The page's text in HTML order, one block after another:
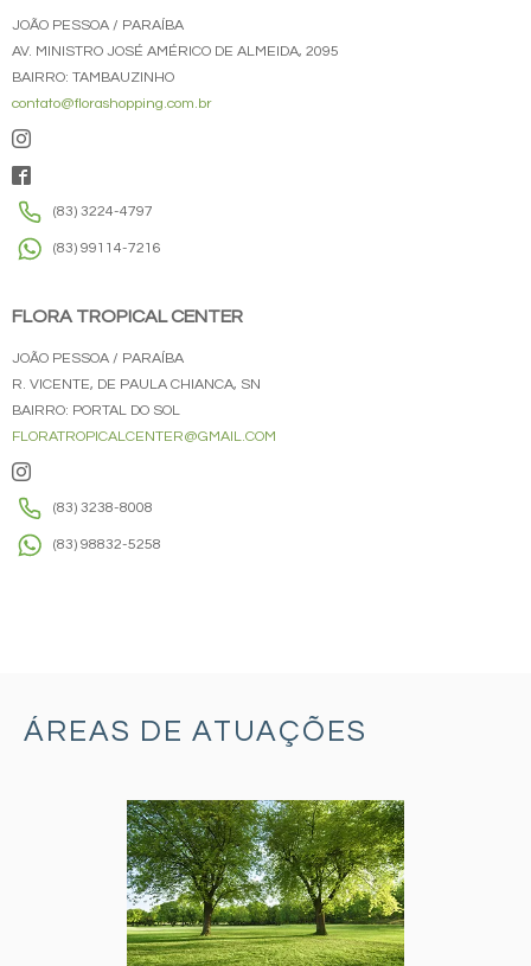
JOÃO PESSOA / PARAÍBA
AV. MINISTRO JOSÉ AMÉRICO DE ALMEIDA, 2095
BAIRRO: TAMBAUZINHO
contato@florashopping.com.br
(83) 3224-4797
(83) 99114-7216
FLORA TROPICAL CENTER
JOÃO PESSOA / PARAÍBA
R. VICENTE, DE PAULA CHIANCA, SN
BAIRRO: PORTAL DO SOL
FLORATROPICALCENTER@GMAIL.COM
(83) 3238-8008
(83) 98832-5258
ÁREAS DE ATUAÇÕES